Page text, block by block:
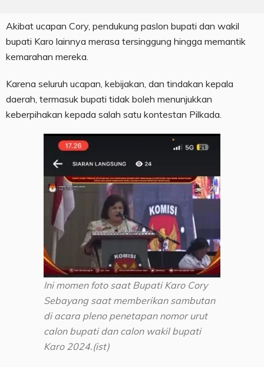
Akibat ucapan Cory, pendukung paslon bupati dan wakil
bupati Karo lainnya merasa tersinggung hingga memantik
kemarahan mereka.
Karena seluruh ucapan, kebijakan, dan tindakan kepala
daerah, termasuk bupati tidak boleh menunjukkan
keberpihakan kepada salah satu kontestan Pilkada.
Ini momen foto saat Bupati Karo Cory
Sebayang saat memberikan sambutan
di acara pleno penetapan nomor urut
calon bupati dan calon wakil bupati
Karo 2024.(ist)